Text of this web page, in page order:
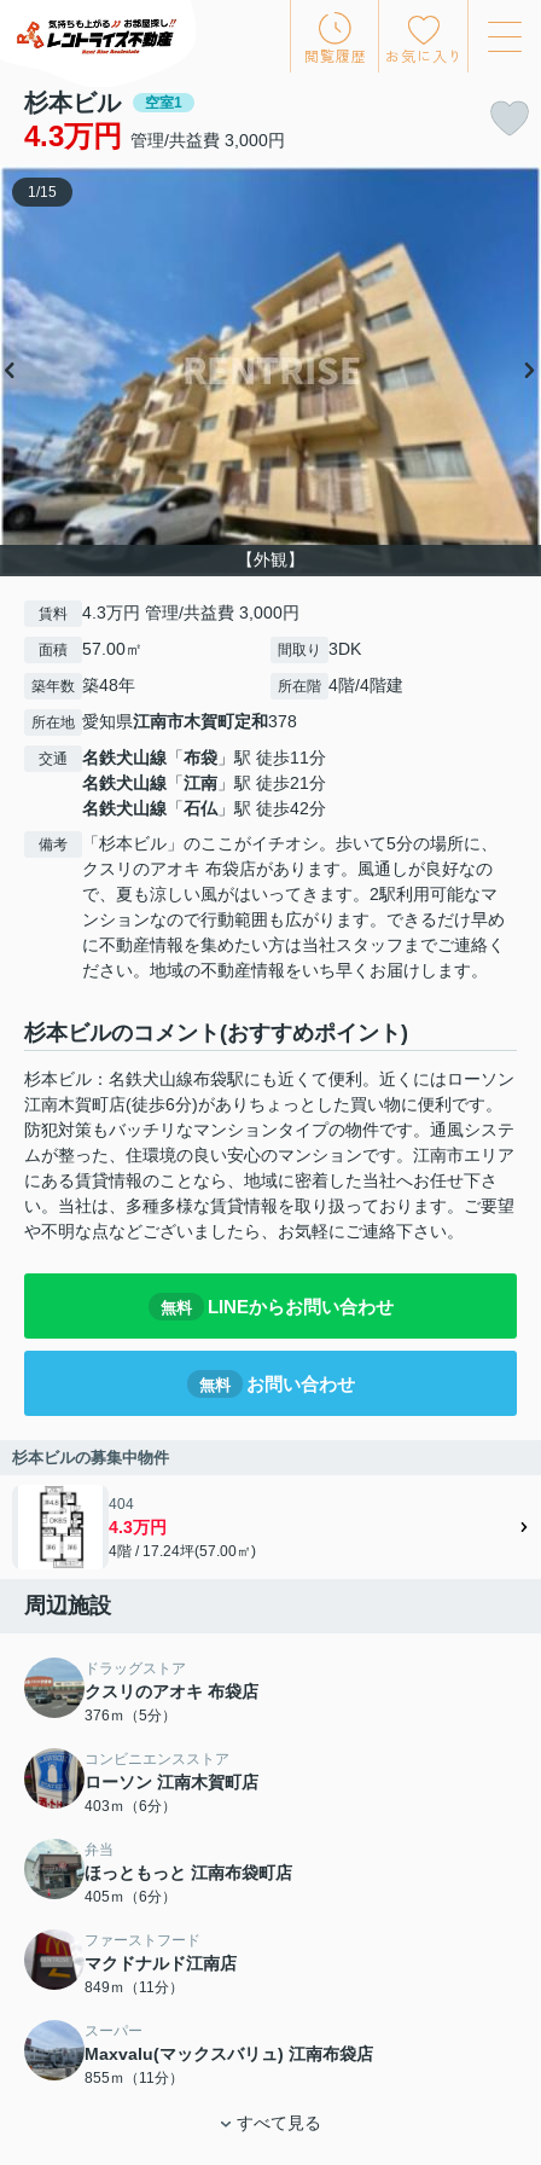
閲覧履歴 お気に入り
杉本ビル 空室1
4.3万円 管理/共益費 3,000円
【外観】
1 /15
賃料 4.3万円 管理/共益費 3,000円
面積 57.00㎡ 間取り 3DK
築年数 築48年 所在階 4階/4階建
所在地 愛知県江南市木賀町定和378
交通 名鉄犬山線 「布袋 」駅 徒歩11分
名鉄犬山線 「江南 」駅 徒歩21分
名鉄犬山線 「石仏 」駅 徒歩42分
備考
「杉本ビル」のここがイチオシ。歩いて5分の場所に、
クスリのアオキ 布袋店があります。風通しが良好なの
で、夏も涼しい風がはいってきます。2駅利用可能なマ
ンションなので行動範囲も広がります。できるだけ早め
に不動産情報を集めたい方は当社スタッフまでご連絡く
ださい。地域の不動産情報をいち早くお届けします。
杉本ビルのコメント(おすすめポイント)
杉本ビル：名鉄犬山線布袋駅にも近くて便利。近くにはローソン
江南木賀町店(徒歩6分)がありちょっとした買い物に便利です。
防犯対策もバッチリなマンションタイプの物件です。通風システ
ムが整った、住環境の良い安心のマンションです。江南市エリア
にある賃貸情報のことなら、地域に密着した当社へお任せ下さ
い。当社は、多種多様な賃貸情報を取り扱っております。ご要望
や不明な点などございましたら、お気軽にご連絡下さい。
無料 LINEからお問い合わせ
無料 お問い合わせ
杉本ビルの募集中物件
404
4.3万円
4階 / 17.24坪(57.00㎡)
周辺施設
ドラッグストア
クスリのアオキ 布袋店
376ｍ（5分）
コンビニエンスストア
ローソン 江南木賀町店
403ｍ（6分）
弁当
ほっともっと 江南布袋町店
405ｍ（6分）
ファーストフード
マクドナルド江南店
849ｍ（11分）
スーパー
Maxvalu(マックスバリュ) 江南布袋店
855ｍ（11分）
すべて見る